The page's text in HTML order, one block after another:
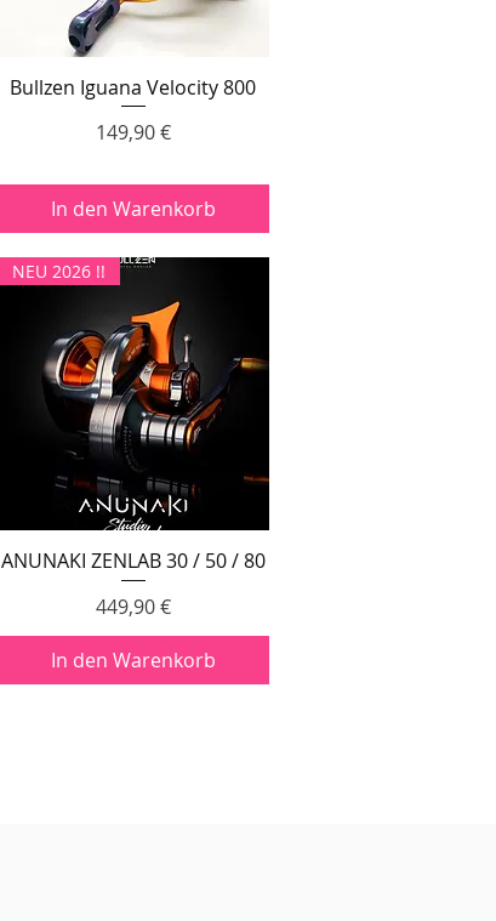
Schnellansicht
Bullzen Iguana Velocity 800
Preis
149,90 €
In den Warenkorb
Schnellansicht
NEU 2026 !!
ANUNAKI ZENLAB 30 / 50 / 80
Preis
449,90 €
In den Warenkorb